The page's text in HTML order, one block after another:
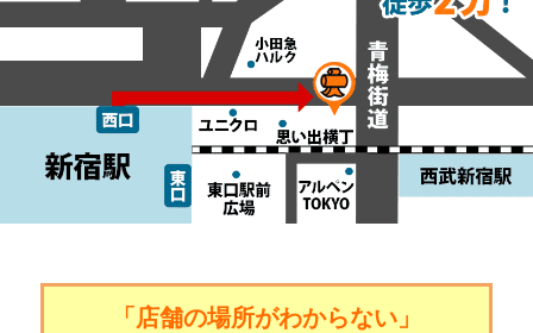
「店舗の場所がわからない」